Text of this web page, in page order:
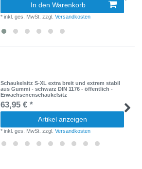
In den Warenkorb
*inkl. ges. MwSt. zzgl.Versandkosten
Schaukelsitz S-XL extra breit und extrem stabil
aus Gummi - schwarz DIN 1176 - öffentlich -
Erwachsenenschaukelsitz
63,95 € *
Artikel anzeigen
*inkl. ges. MwSt. zzgl.Versandkosten